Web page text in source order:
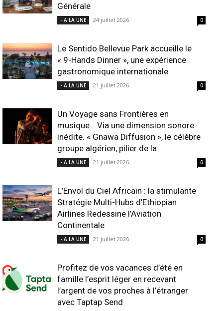
Générale
- A LA UNE 24 juillet 2026 0
Le Sentido Bellevue Park accueille le
« 9-Hands Dinner », une expérience
gastronomique internationale
- A LA UNE 21 juillet 2026 0
Un Voyage sans Frontières en
musique… Via une dimension sonore
inédite. « Gnawa Diffusion », le célèbre
groupe algérien, pilier de la
- A LA UNE 21 juillet 2026 0
L’Envol du Ciel Africain : la stimulante
Stratégie Multi-Hubs d’Ethiopian
Airlines Redessine l’Aviation
Continentale
- A LA UNE 21 juillet 2026 0
Profitez de vos vacances d’été en
famille l’esprit léger en recevant
l’argent de vos proches à l’étranger
avec Taptap Send